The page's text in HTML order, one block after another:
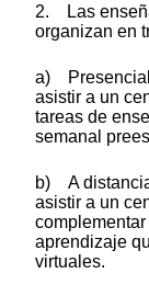
2. Las
organizan en
a)
asistir a un
tareas de
semanal
b) A
asistir a un
aprendizaje
virtuales.